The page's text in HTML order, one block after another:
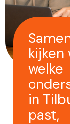
kijken
welke
in
past,